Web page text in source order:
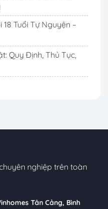
Tuổi Tự Nguyện –
Quy Định, Thủ Tục,
nghiệp trên toàn
Tân Cảng, Bình